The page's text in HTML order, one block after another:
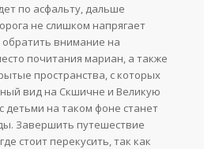
по асфальту, дальше
не слишком напрягает
внимание на
почитания мариан, а также
пространства, с которых
вид на Скшичне и Великую
детьми на таком фоне станет
Завершить путешествие
стоит перекусить, так как